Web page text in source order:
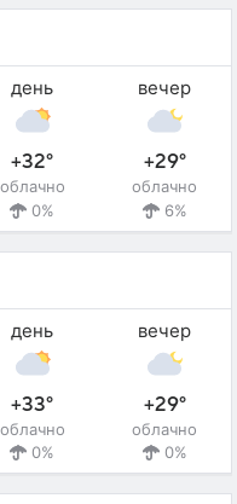
день
+32°
облачно
0%
вечер
+29°
облачно
6%
день
+33°
облачно
0%
вечер
+29°
облачно
0%